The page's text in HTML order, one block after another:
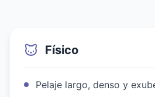
Físico
Pelaje largo, denso y